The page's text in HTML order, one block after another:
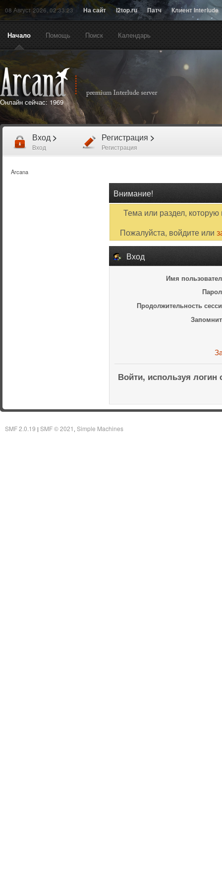
08 Август 2026, 02:33:23 На сайт l2top.ru Патч Клиент Interlude
Начало Помощь Поиск Календарь
Онлайн сейчас: 1969
Вход >
Вход
Регистрация >
Регистрация
Arcana
Внимание!
Тема или раздел, которую
Пожалуйста, войдите или
Вход
Имя
Продолжительность
Войти, используя логин
SMF 2.0.19 | SMF © 2021 Simple Machines